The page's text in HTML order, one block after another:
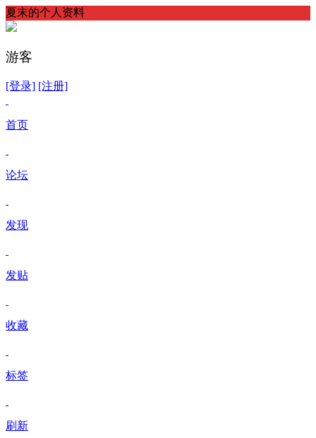
夏末的个人资料
游客
[登录] [注册]
首页
论坛
发现
发贴
收藏
标签
刷新